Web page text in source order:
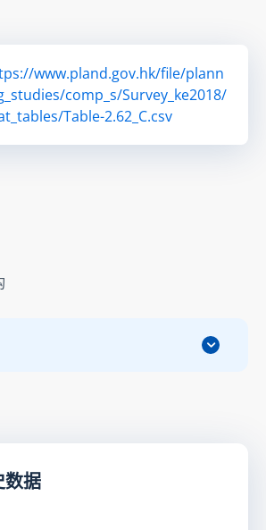
www.pland.gov.hk/file/plann
comp_s/Survey_ke2018/
Table-2.62_C.csv
数据